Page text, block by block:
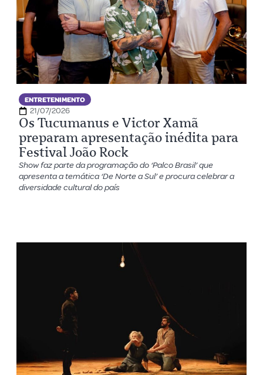
ENTRETENIMENTO
21/07/2026
Os Tucumanus e Victor Xamã
preparam apresentação inédita para
Festival João Rock
Show faz parte da programação do ‘Palco Brasil’ que
apresenta a temática ‘De Norte a Sul’ e procura celebrar a
diversidade cultural do país